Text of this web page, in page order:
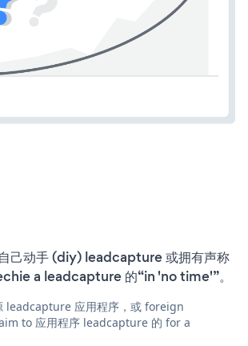
己动手 (diy) leadcapture 或拥有声称
a leadcapture 的“in 'no time'”。
leadcapture 应用程序，或 foreign
to 应用程序 leadcapture 的 for a